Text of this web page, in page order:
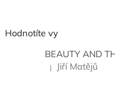
Hodnotíte vy
BEAUTY AND
Hodnocení produktu
| Jiří Matějů